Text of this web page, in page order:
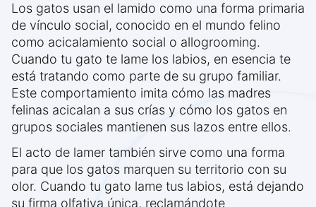
Los gatos usan el lamido como una forma primaria
de vínculo social, conocido en el mundo felino
como acicalamiento social o allogrooming.
Cuando tu gato te lame los labios, en esencia te
está tratando como parte de su grupo familiar.
Este comportamiento imita cómo las madres
felinas acicalan a sus crías y cómo los gatos en
grupos sociales mantienen sus lazos entre ellos.
El acto de lamer también sirve como una forma
para que los gatos marquen su territorio con su
olor. Cuando tu gato lame tus labios, está dejando
su firma olfativa única, reclamándote